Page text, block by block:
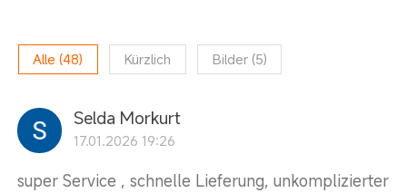
Alle (48) Kürzlich Bilder(5)
Selda Morkurt
17.01.2026 19:26
super Service , schnelle Lieferung, unkomplizierter